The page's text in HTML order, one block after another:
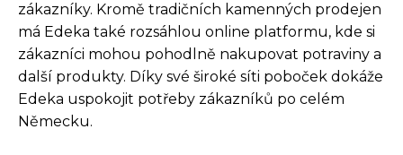
zákazníky. Kromě tradičních kamenných prodejen
má Edeka také rozsáhlou online platformu, kde si
zákazníci mohou pohodlně nakupovat potraviny a
další produkty. Díky své široké síti poboček dokáže
Edeka uspokojit potřeby zákazníků po celém
Německu.